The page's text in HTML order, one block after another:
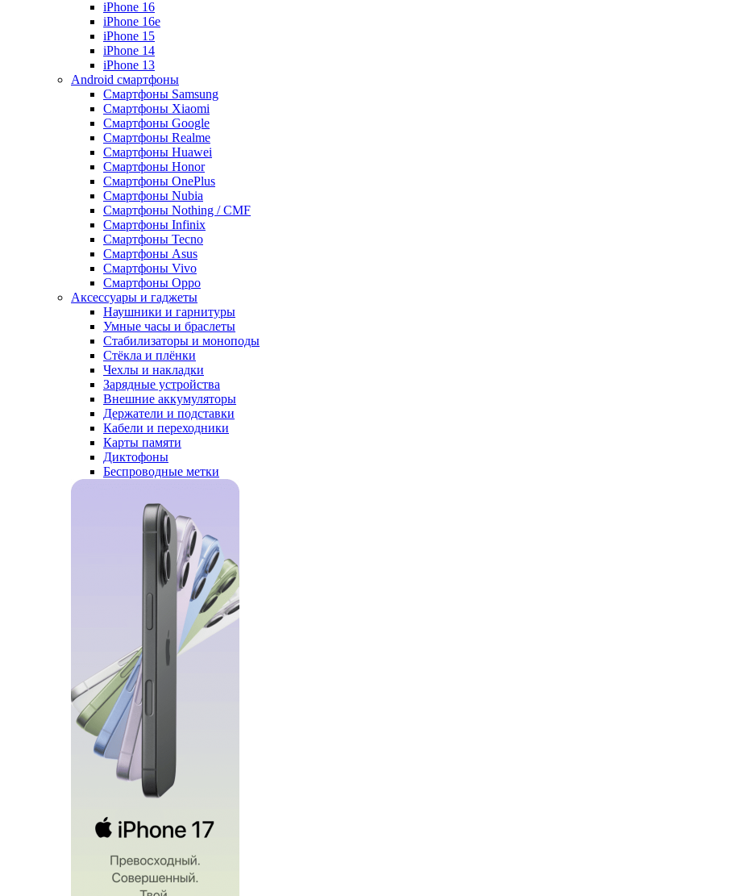
iPhone 16
iPhone 16e
iPhone 15
iPhone 14
iPhone 13
Android cмартфоны
Смартфоны Samsung
Смартфоны Xiaomi
Смартфоны Google
Смартфоны Realme
Смартфоны Huawei
Смартфоны Honor
Смартфоны OnePlus
Смартфоны Nubia
Смартфоны Nothing / CMF
Смартфоны Infinix
Смартфоны Tecno
Смартфоны Asus
Смартфоны Vivo
Смартфоны Oppo
Аксессуары и гаджеты
Наушники и гарнитуры
Умные часы и браслеты
Стабилизаторы и моноподы
Стёкла и плёнки
Чехлы и накладки
Зарядные устройства
Внешние аккумуляторы
Держатели и подставки
Кабели и переходники
Карты памяти
Диктофоны
Беспроводные метки